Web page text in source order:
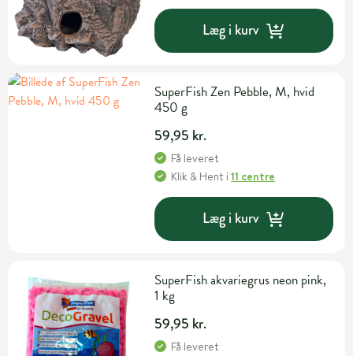
Læg i kurv
SuperFish Zen Pebble, M, hvid
450 g
59,95 kr.
Få leveret
Klik & Hent i11 centre
Læg i kurv
SuperFish akvariegrus neon pink,
1 kg
59,95 kr.
Få leveret